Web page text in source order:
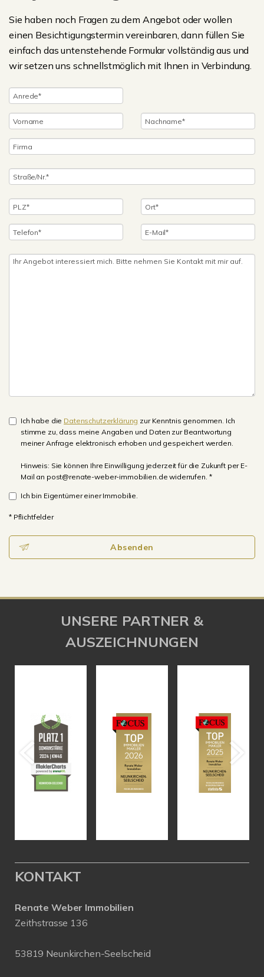
Sie haben noch Fragen zu dem Angebot oder wollen
einen Besichtigungstermin vereinbaren, dann füllen Sie
einfach das untenstehende Formular vollständig aus und
wir setzen uns schnellstmöglich mit Ihnen in Verbindung.
Ich habe die Datenschutzerklärung zur Kenntnis genommen. Ich
stimme zu, dass meine Angaben und Daten zur Beantwortung
meiner Anfrage elektronisch erhoben und gespeichert werden.
Hinweis: Sie können Ihre Einwilligung jederzeit für die Zukunft per E-
Mail an post@renate-weber-immobilien.de widerrufen. *
Ich bin Eigentümer einer Immobilie.
* Pflichtfelder
Absenden
UNSERE PARTNER &
AUSZEICHNUNGEN
KONTAKT
Renate Weber Immobilien
Zeithstrasse 136
53819 Neunkirchen-Seelscheid